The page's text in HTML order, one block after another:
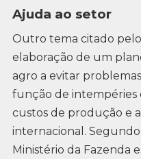
Ajuda ao setor
Outro tema citado
elaboração de um
agro a evitar
função de intempéries
custos de produção e
internacional.
Ministério da Fazenda